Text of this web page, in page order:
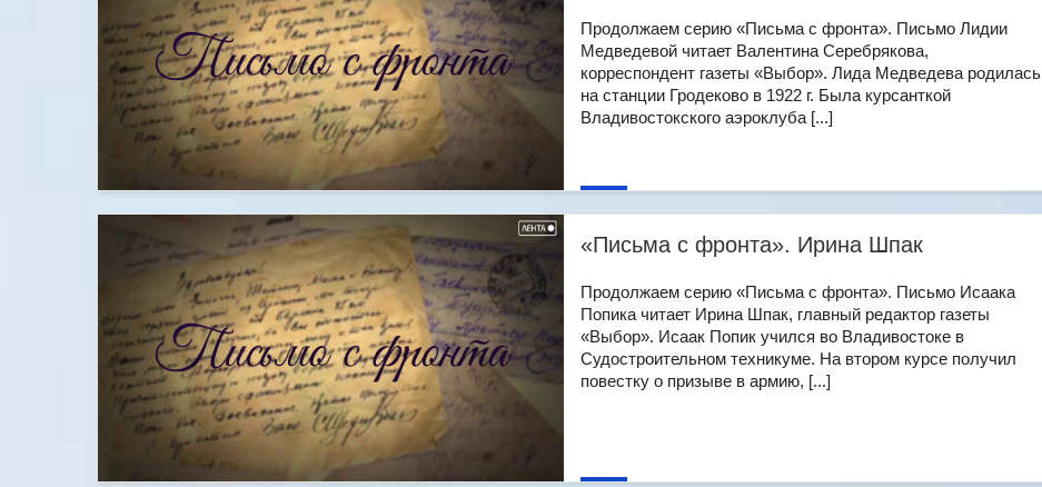
Продолжаем серию «Письма с фронта». Письмо Лидии
Медведевой читает Валентина Серебрякова,
корреспондент газеты «Выбор». Лида Медведева родилась
на станции Гродеково в 1922 г. Была курсанткой
Владивостокского аэроклуба [...]
«Письма с фронта». Ирина Шпак
Продолжаем серию «Письма с фронта». Письмо Исаака
Попика читает Ирина Шпак, главный редактор газеты
«Выбор». Исаак Попик учился во Владивостоке в
Судостроительном техникуме. На втором курсе получил
повестку о призыве в армию, [...]